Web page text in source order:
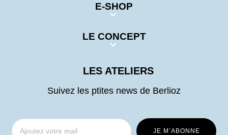
E-SHOP
LE CONCEPT
LES ATELIERS
Suivez les ptites news de Berlioz